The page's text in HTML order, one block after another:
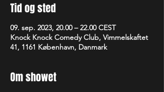
Tid og sted
09. sep. 2023, 20.00 – 22.00 CEST
Knock Knock Comedy Club, Vimmelskaftet
41, 1161 København, Danmark
Om showet